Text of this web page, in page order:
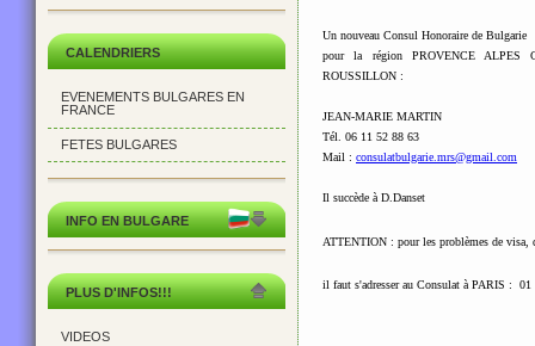
Un nouveau Consul Honoraire de Bulgarie
pour la région PROVENCE ALPES
ROUSSILLON :
JEAN-MARIE MARTIN
Tél. 06 11 52 88 63
Mail : consulatbulgarie.mrs@gmail.com
Il succède à D.Danset
ATTENTION : pour les problèmes de visa,
il faut s'adresser au Consulat à PARIS : 01
CALENDRIERS
EVENEMENTS BULGARES EN
FRANCE
FETES BULGARES
INFO EN BULGARE
PLUS D'INFOS!!!
VIDEOS